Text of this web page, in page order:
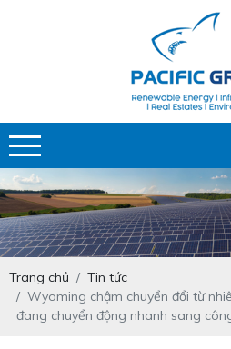
Trang chủ
Tin tức
Wyoming chậm chuyển đổi từ
đang chuyển động nhanh sang